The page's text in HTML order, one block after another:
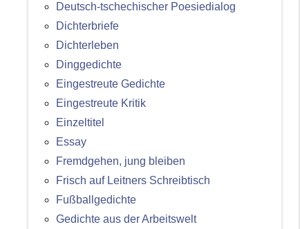
Deutsch-tschechischer Poesiedialog
Dichterbriefe
Dichterleben
Dinggedichte
Eingestreute Gedichte
Eingestreute Kritik
Einzeltitel
Essay
Fremdgehen, jung bleiben
Frisch auf Leitners Schreibtisch
Fußballgedichte
Gedichte aus der Arbeitswelt